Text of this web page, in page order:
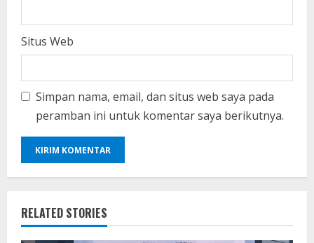
Situs Web
Simpan nama, email, dan situs web saya pada
peramban ini untuk komentar saya berikutnya.
RELATED STORIES